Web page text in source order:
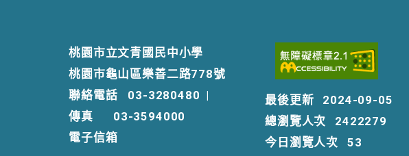
桃園市立文青國民中小學
桃園市龜山區樂善二路778號
聯絡電話
03-3280480 |
傳真
03-3594000
電子信箱
最後更新
2024-09-05
總瀏覽人次
2422279
今日瀏覽人次
53